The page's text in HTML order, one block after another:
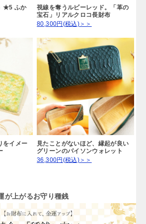
★5 ふか
視線を奪うルビーレッド。「革の
宝石」リアルクロコ長財布
80,300円(税込)＞＞
をイメー
見たことがないほど、縁起が良い
グリーンのパイソンウォレット
36,300円(税込)＞＞
が上がるお守り種銭